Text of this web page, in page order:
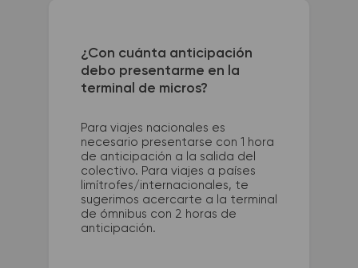
¿Con cuánta anticipación
debo presentarme en la
terminal de micros?
Para viajes nacionales es
necesario presentarse con 1 hora
de anticipación a la salida del
colectivo. Para viajes a países
limítrofes/internacionales, te
sugerimos acercarte a la terminal
de ómnibus con 2 horas de
anticipación.